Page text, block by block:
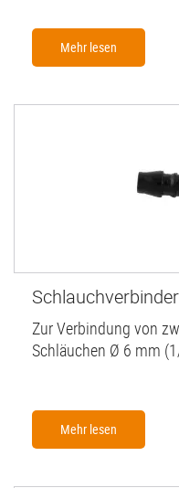
Mehr lesen
Zur Verbindung von
Schläuchen Ø 6 mm
Mehr lesen